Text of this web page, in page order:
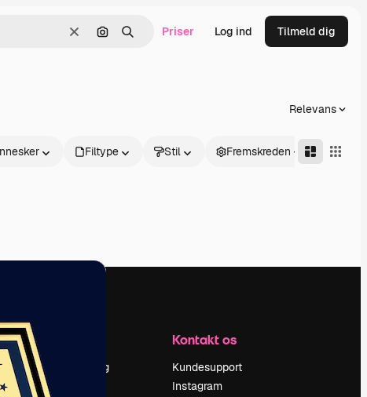
Klar Søg efter billede
Søge Priser Log ind Tilmeld dig
Relevans
Filtype Stil Fremskreden
i
Prissætning
Om os
Kontakt os
Kundesupport
Instagram